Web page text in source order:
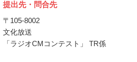
提出先・問合先
〒105-8002
文化放送
「ラジオCMコンテスト」 TR係